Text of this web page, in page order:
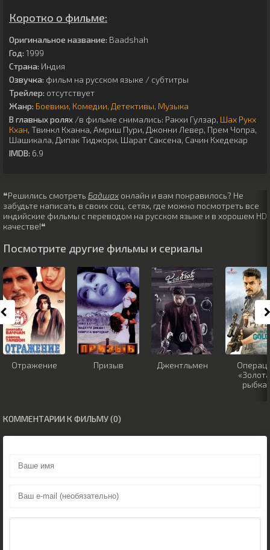
Коротко о фильме:
Оригинальное название: Baadshah
Год: 1999
Страна: Индия
Озвучка: фильм на русском языке / субтитры
Трейлер: отсутствует
Жанр: Боевики Комедии Детективы Музыка
В главных ролях /в фильме снимались: Ракхи Гулзар, Шах Рукх
Кхан, Твинкл Кханна, Амриш Пури, Джонни Левер, Прем Чопра,
Шашикала, Дипак Тиджори, Шарат Саксена, Сачин Кхедекар
IMDB: 6.9
❝Решились смотреть Бадшах онлайн и вам понравилось? Не
забудьте написать в своих соц. сетях, где можно посмотреть все
индийские фильмы с переводом на русском языке и в хорошем HD
качестве!❝
Посмотрите другие фильмы и сериалы
Отражение Призыв Джентльмен
КОММЕНТАРИИ К ФИЛЬМУ (0)